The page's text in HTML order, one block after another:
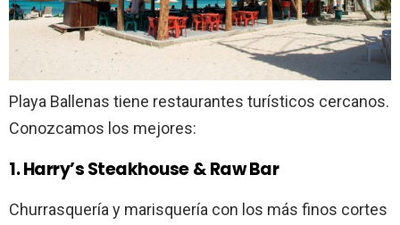
Playa Ballenas tiene restaurantes turísticos cercanos.
Conozcamos los mejores:
1. Harry’s Steakhouse & Raw Bar
Churrasquería y marisquería con los más finos cortes